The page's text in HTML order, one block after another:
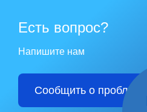
Есть вопрос?
Напишите нам
Сообщить о проблеме